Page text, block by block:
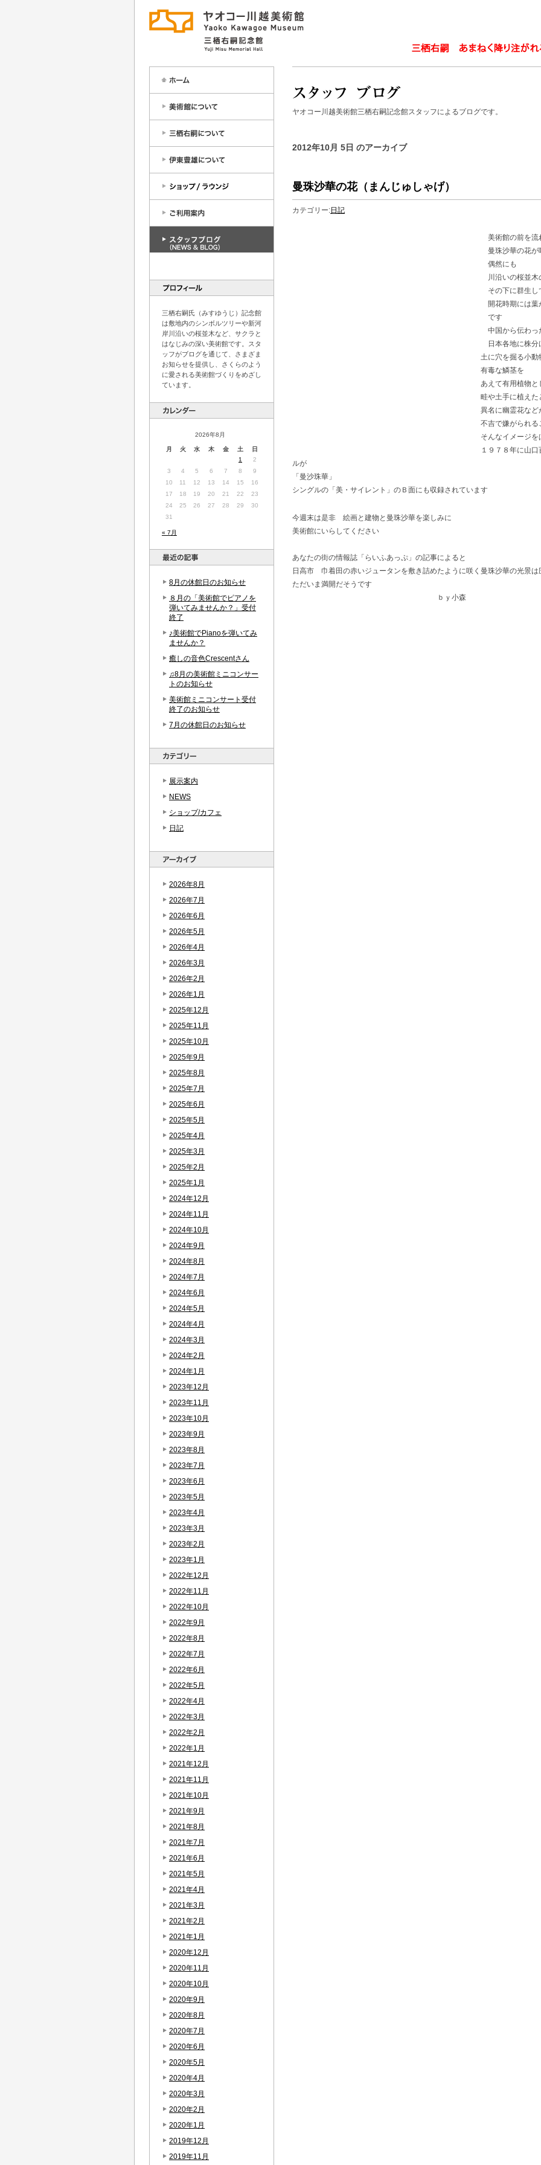
三栖右嗣氏（みすゆうじ）記念館
は敷地内のシンボルツリーや新河
岸川沿いの桜並木など、サクラと
はなじみの深い美術館です。スタ
ッフがブログを通じて、さまざま
お知らせを提供し、さくらのよう
に愛される美術館づくりをめざし
ています。
2026年8月
月 火 水 木 金 土 日
« 7月
1
2
3
4 5 6 7 8
9
10
11 12 13 14 15
16
17
18 19 20 21 22
23
24
25 26 27 28 29
30
31
8月の休館日のお知らせ
８月の「美術館でピアノを
弾いてみませんか？」受付
終了
♪美術館でPianoを弾いてみ
ませんか？
癒しの音色Crescentさん
♫8月の美術館ミニコンサー
トのお知らせ
美術館ミニコンサート受付
終了のお知らせ
7月の休館日のお知らせ
展示案内
NEWS
ショップ/カフェ
日記
2026年8月
2026年7月
2026年6月
2026年5月
2026年4月
2026年3月
2026年2月
2026年1月
2025年12月
2025年11月
2025年10月
2025年9月
2025年8月
2025年7月
2025年6月
2025年5月
2025年4月
2025年3月
2025年2月
2025年1月
2024年12月
2024年11月
2024年10月
2024年9月
2024年8月
2024年7月
2024年6月
2024年5月
2024年4月
2024年3月
2024年2月
2024年1月
2023年12月
2023年11月
2023年10月
2023年9月
2023年8月
2023年7月
2023年6月
2023年5月
2023年4月
2023年3月
2023年2月
2023年1月
2022年12月
2022年11月
2022年10月
2022年9月
2022年8月
2022年7月
2022年6月
2022年5月
2022年4月
2022年3月
2022年2月
2022年1月
2021年12月
2021年11月
2021年10月
2021年9月
2021年8月
2021年7月
2021年6月
2021年5月
2021年4月
2021年3月
2021年2月
2021年1月
2020年12月
2020年11月
2020年10月
2020年9月
2020年8月
2020年7月
2020年6月
2020年5月
2020年4月
2020年3月
2020年2月
2020年1月
2019年12月
2019年11月
ヤオコー川越美術館三栖右嗣記念館スタッフによるブログです。
2012年10月 5日 のアーカイブ
曼珠沙華の花（まんじゅしゃげ）
カテゴリー:日記
美術館の前を流
曼珠沙華の花
偶然にも
川沿
その下に群生
開花時期には
です
中国から伝わっ
日本各地に株
土に穴を掘る小
有毒な鱗茎を
あえて有用植物と
畦や土手に植え
異名に幽霊花など
不吉で嫌がられ
そんなイメージ
１９７８年に山
ルが
「曼沙珠華」
シングルの「美・サイレント」のＢ面にも収録されています
今週末は是非 絵画と建物と曼珠沙華を楽しみに
美術館にいらしてください
あなたの街の情報誌「らいふあっぷ」の記事によると
日高市 巾着田の赤いジュータンを敷き詰めたように咲く曼珠沙華の光景は
ただいま満開だそうです
ｂｙ小森